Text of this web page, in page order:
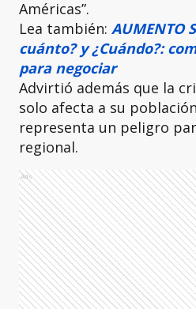
Américas”.
Lea también: AUMENTO
cuánto? y ¿Cuándo?:
para negociar
Advirtió además que la
solo afecta a su
representa un peligro
regional.
Ads